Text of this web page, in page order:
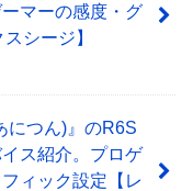
マーの感度・グ
シージ】
につん)』のR6S
ス紹介。プロゲ
ィック設定【レ